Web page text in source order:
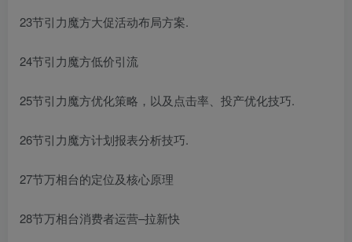
23节引力魔方大促活动布局方案.
24节引力魔方低价引流
25节引力魔方优化策略，以及点击率、投产优化技巧.
26节引力魔方计划报表分析技巧.
27节万相台的定位及核心原理
28节万相台消费者运营–拉新快